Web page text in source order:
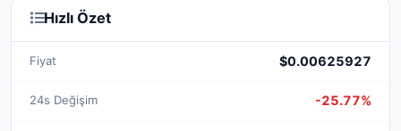
Hızlı Özet
Fiyat $0.00625927
24s Değişim -25.77%